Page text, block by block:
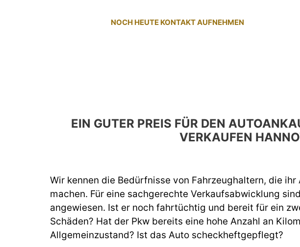
NOCH HEUTE KONTAKT AUFNEHMEN
EIN GUTER PREIS FÜR DEN
VERKAUFEN
Wir kennen die Bedürfnisse von Fahrzeughaltern, die
machen. Für eine sachgerechte Verkaufsabwicklung
angewiesen. Ist er noch fahrtüchtig und bereit für ein
Schäden? Hat der Pkw bereits eine hohe Anzahl an
Allgemeinzustand? Ist das Auto scheckheftgepflegt?